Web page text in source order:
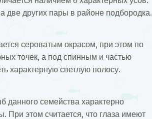
две других пары в районе подбородка.
сероватым окрасом, при этом по
точек, а под спинным и частью
характерную светлую полосу.
данного семейства характерно
этом считается, что глаза имеют